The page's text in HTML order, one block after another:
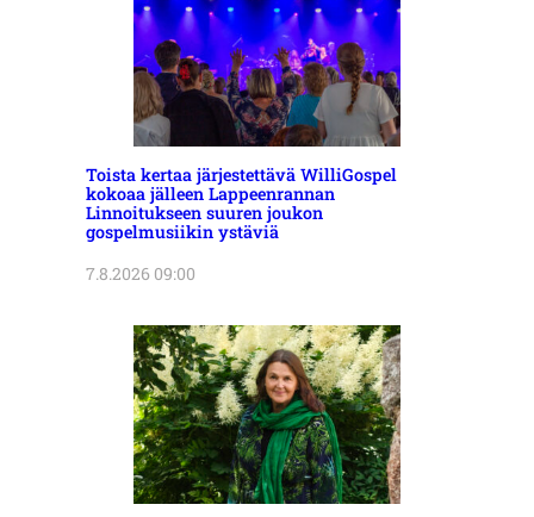
Toista kertaa järjestettävä WilliGospel
kokoaa jälleen Lappeenrannan
Linnoitukseen suuren joukon
gospelmusiikin ystäviä
7.8.2026 09:00